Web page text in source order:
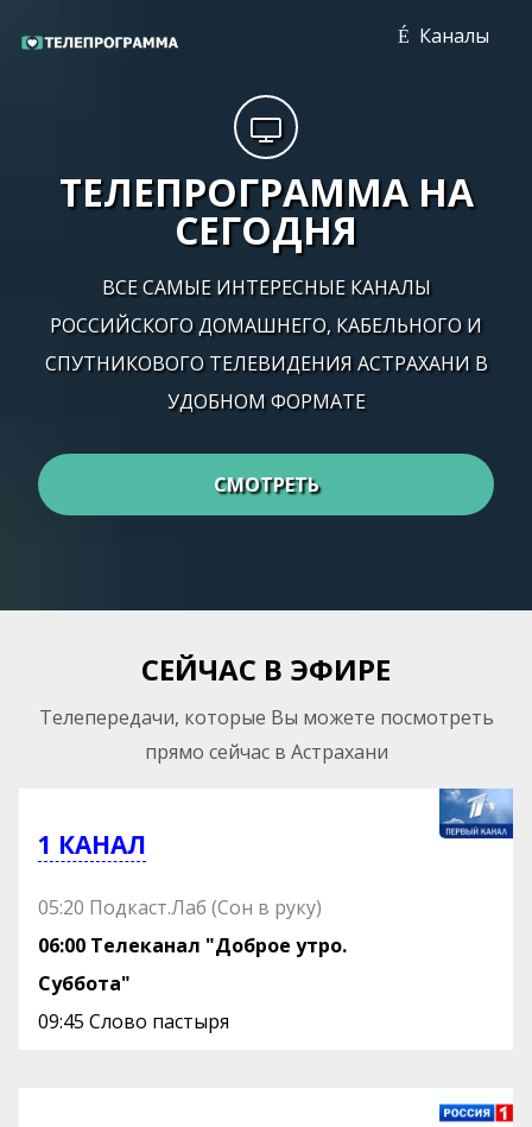
Каналы
ТЕЛЕПРОГРАММА НА
СЕГОДНЯ
ВСЕ САМЫЕ ИНТЕРЕСНЫЕ КАНАЛЫ
РОССИЙСКОГО ДОМАШНЕГО, КАБЕЛЬНОГО И
СПУТНИКОВОГО ТЕЛЕВИДЕНИЯ АСТРАХАНИ В
УДОБНОМ ФОРМАТЕ
СМОТРЕТЬ
СЕЙЧАС В ЭФИРЕ
Телепередачи, которые Вы можете посмотреть
прямо сейчас в Астрахани
1 КАНАЛ
05:20 Подкаст.Лаб (Сон в руку)
06:00 Телеканал "Доброе утро.
Суббота"
09:45 Слово пастыря